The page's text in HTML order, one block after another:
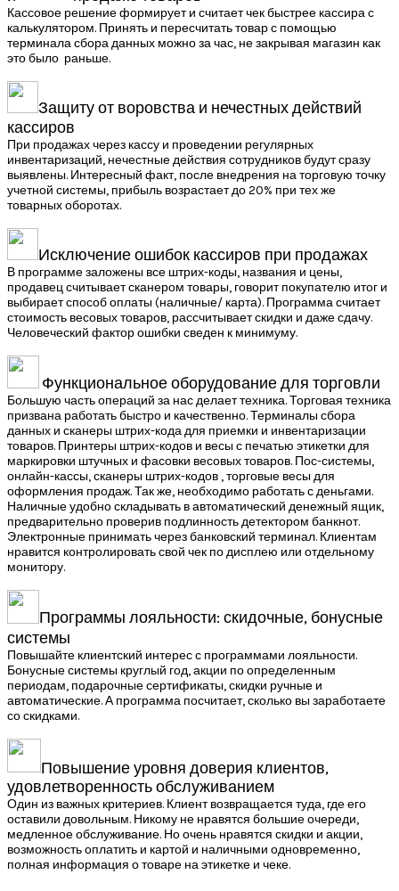
Кассовое решение формирует и считает чек быстрее кассира с
калькулятором. Принять и пересчитать товар с помощью
терминала сбора данных можно за час, не закрывая магазин как
это было раньше.
Защиту от воровства и нечестных действий
кассиров
При продажах через кассу и проведении регулярных
инвентаризаций, нечестные действия сотрудников будут сразу
выявлены. Интересный факт, после внедрения на торговую точку
учетной системы, прибыль возрастает до 20% при тех же
товарных оборотах.
Исключение ошибок кассиров при продажах
В программе заложены все штрих-коды, названия и цены,
продавец считывает сканером товары, говорит покупателю итог и
выбирает способ оплаты (наличные/ карта). Программа считает
стоимость весовых товаров, рассчитывает скидки и даже сдачу.
Человеческий фактор ошибки сведен к минимуму.
Функциональное оборудование для торговли
Большую часть операций за нас делает техника. Торговая техника
призвана работать быстро и качественно. Терминалы сбора
данных и сканеры штрих-кода для приемки и инвентаризации
товаров. Принтеры штрих-кодов и весы с печатью этикетки для
маркировки штучных и фасовки весовых товаров. Пос-системы,
онлайн-кассы, сканеры штрих-кодов , торговые весы для
оформления продаж. Так же, необходимо работать с деньгами.
Наличные удобно складывать в автоматический денежный ящик,
предварительно проверив подлинность детектором банкнот.
Электронные принимать через банковский терминал. Клиентам
нравится контролировать свой чек по дисплею или отдельному
монитору.
Программы лояльности: скидочные, бонусные
системы
Повышайте клиентский интерес с программами лояльности.
Бонусные системы круглый год, акции по определенным
периодам, подарочные сертификаты, скидки ручные и
автоматические. А программа посчитает, сколько вы заработаете
со скидками.
Повышение уровня доверия клиентов,
удовлетворенность обслуживанием
Один из важных критериев. Клиент возвращается туда, где его
оставили довольным. Никому не нравятся большие очереди,
медленное обслуживание. Но очень нравятся скидки и акции,
возможность оплатить и картой и наличными одновременно,
полная информация о товаре на этикетке и чеке.